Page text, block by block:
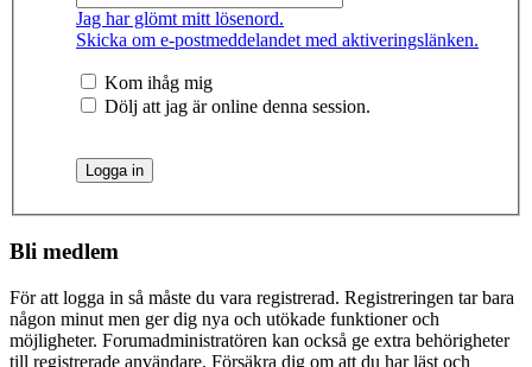
Jag har glömt mitt lösenord.
Skicka om e-postmeddelandet med aktiveringslänken.
Kom ihåg mig
Dölj att jag är online denna session.
Bli medlem
För att logga in så måste du vara registrerad. Registreringen tar bara
någon minut men ger dig nya och utökade funktioner och
möjligheter. Forumadministratören kan också ge extra behörigheter
till registrerade användare. Försäkra dig om att du har läst och